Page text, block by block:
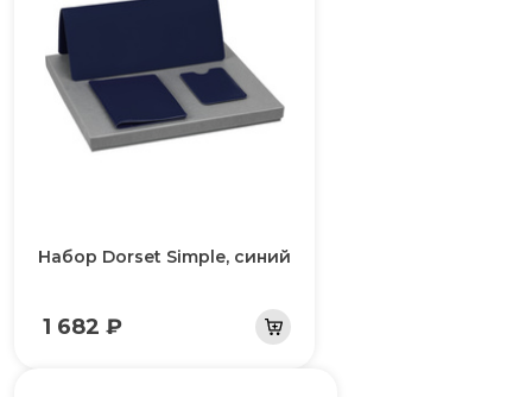
Набор Dorset Simple, синий
1 682 ₽